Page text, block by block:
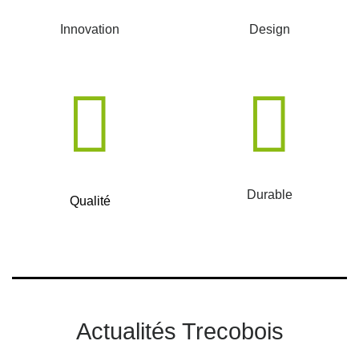
Innovation Design
Qualité Durable
Actualités Trecobois